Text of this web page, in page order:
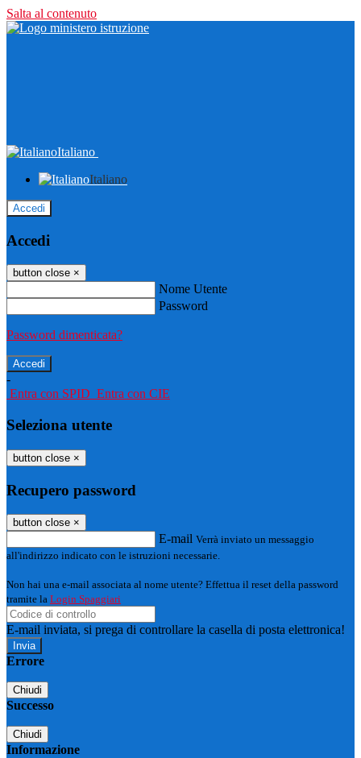
Salta al contenuto
Italiano
Italiano
Accedi
Accedi
button close ×
Nome Utente
Password
Password dimenticata?
-
Entra con SPID Entra con CIE
Seleziona utente
button close ×
Recupero password
button close ×
E-mail Verrà inviato un messaggio
all'indirizzo indicato con le istruzioni necessarie.
Non hai una e-mail associata al nome utente? Effettua il reset della password
tramite la Login Spaggiari
E-mail inviata, si prega di controllare la casella di posta elettronica!
Errore
Chiudi
Successo
Chiudi
Informazione